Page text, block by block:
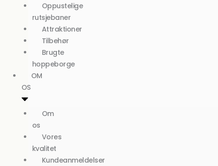
Oppustelige
rutsjebaner
Attraktioner
Tilbehør
Brugte
hoppeborge
OM
OS
Om
os
Vores
kvalitet
Kundeanmeldelser